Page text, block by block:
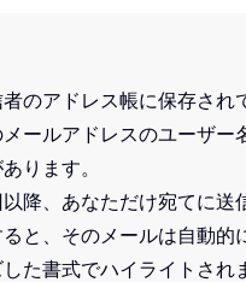
者のアドレス帳に保存され
メールアドレスのユーザー
ります。
以降、あなただけ宛てに送
と、そのメールは自動的
た書式でハイライトされ